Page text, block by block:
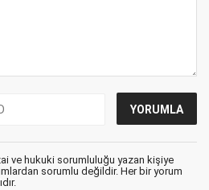
ve hukuki sorumluluğu yazan kişiye
sorumlu değildir. Her bir yorum